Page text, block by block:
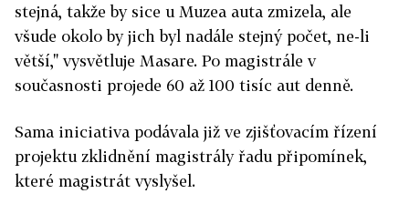
stejná, takže by sice u Muzea auta zmizela, ale
všude okolo by jich byl nadále stejný počet, ne-li
větší," vysvětluje Masare. Po magistrále v
současnosti projede 60 až 100 tisíc aut denně.
Sama iniciativa podávala již ve zjišťovacím řízení
projektu zklidnění magistrály řadu připomínek,
které magistrát vyslyšel.